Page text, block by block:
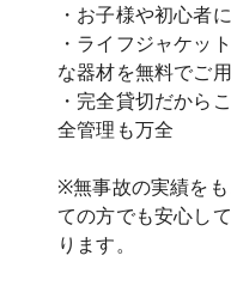
・お子様や初心者
・ライフジャケッ
な器材を無料でご
・完全貸切だから
全管理も万全
※無事故の実績を
ての方でも安心し
ります。